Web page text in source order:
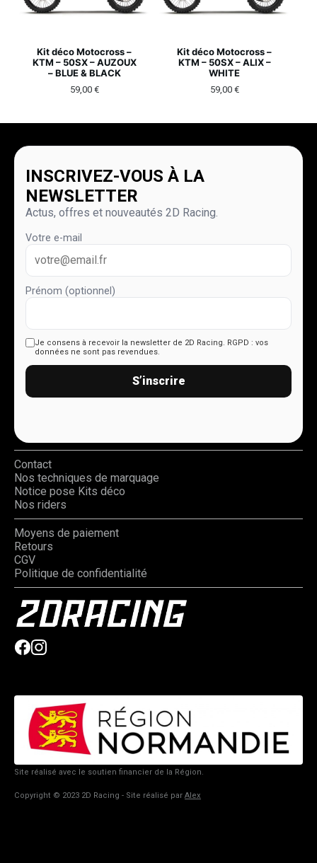
Kit déco Motocross –
KTM – 50SX – AUZOUX
– BLUE & BLACK
59,00 €
Kit déco Motocross –
KTM – 50SX – ALIX –
WHITE
59,00 €
INSCRIVEZ-VOUS À LA
NEWSLETTER
Actus, offres et nouveautés 2D Racing.
Votre e-mail
Prénom (optionnel)
Je consens à recevoir la newsletter de 2D Racing. RGPD : vos
données ne sont pas revendues.
S’inscrire
Contact
Nos techniques de marquage
Notice pose Kits déco
Nos riders
Moyens de paiement
Retours
CGV
Politique de confidentialité
Site réalisé avec le soutien financier de la Région.
Copyright © 2023 2D Racing - Site réalisé par Alex